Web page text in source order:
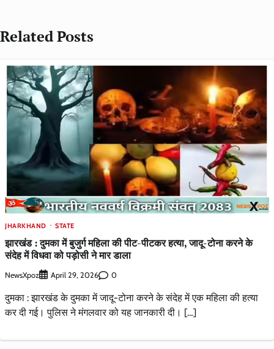
Related Posts
JHARKHAND STATE
झारखंड : दुमका में बुजुर्ग महिला की पीट-पीटकर हत्या, जादू-टोना करने के
संदेह में विधवा को पड़ोसी ने मार डाला
NewsXpoz April 29, 2026 0
दुमका : झारखंड के दुमका में जादू-टोना करने के संदेह में एक महिला की हत्या
कर दी गई। पुलिस ने मंगलवार को यह जानकारी दी। […]